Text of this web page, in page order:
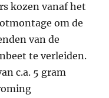
kozen vanaf het
om de
van de
te verleiden.
c.a. 5 gram